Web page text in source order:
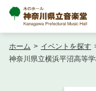
ホーム > イベントを探す
神奈川県立横浜平沼高等